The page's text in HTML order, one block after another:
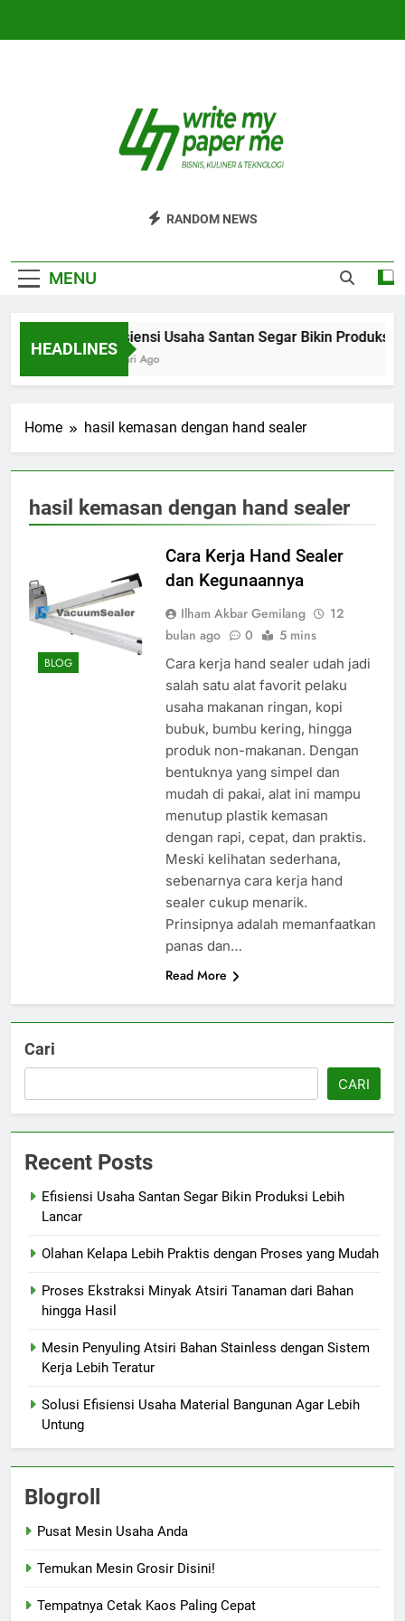
Bisnis, Kuliner, Teknologi
RANDOM NEWS
MENU
HEADLINES
Efisiensi Usaha Santan Segar Bikin Produksi
5 Hari Ago
Home hasil kemasan dengan hand sealer
hasil kemasan dengan hand sealer
BLOG
Cara Kerja Hand Sealer
dan Kegunaannya
Ilham Akbar Gemilang
12
bulan ago
0 5 mins
Cara kerja hand sealer udah jadi
salah satu alat favorit pelaku
usaha makanan ringan, kopi
bubuk, bumbu kering, hingga
produk non-makanan. Dengan
bentuknya yang simpel dan
mudah di pakai, alat ini mampu
menutup plastik kemasan
dengan rapi, cepat, dan praktis.
Meski kelihatan sederhana,
sebenarnya cara kerja hand
sealer cukup menarik.
Prinsipnya adalah memanfaatkan
panas dan…
Read More
Cari
CARI
Recent Posts
Efisiensi Usaha Santan Segar Bikin Produksi Lebih
Lancar
Olahan Kelapa Lebih Praktis dengan Proses yang Mudah
Proses Ekstraksi Minyak Atsiri Tanaman dari Bahan
hingga Hasil
Mesin Penyuling Atsiri Bahan Stainless dengan Sistem
Kerja Lebih Teratur
Solusi Efisiensi Usaha Material Bangunan Agar Lebih
Untung
Blogroll
Pusat Mesin Usaha Anda
Temukan Mesin Grosir Disini!
Tempatnya Cetak Kaos Paling Cepat